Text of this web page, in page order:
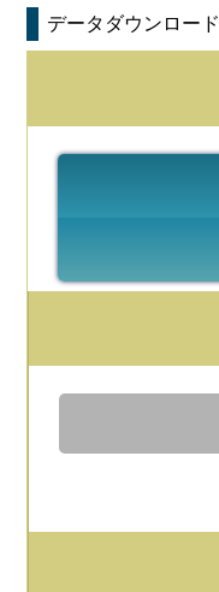
データダウンロード